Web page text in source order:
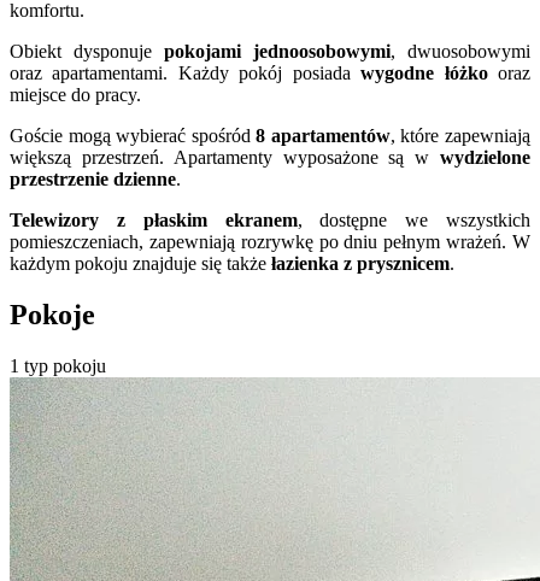
komfortu.
Obiekt dysponuje pokojami jednoosobowymi, dwuosobowymi
oraz apartamentami. Każdy pokój posiadawygodne łóżkooraz
miejsce do pracy.
Goście mogą wybierać spośród8 apartamentów, które zapewniają
większą przestrzeń. Apartamenty wyposażone są w wydzielone
przestrzenie dzienne.
Telewizory z płaskim ekranem, dostępne we wszystkich
pomieszczeniach, zapewniają rozrywkę po dniu pełnym wrażeń. W
każdym pokoju znajduje się także łazienka z prysznicem.
Pokoje
1 typ pokoju